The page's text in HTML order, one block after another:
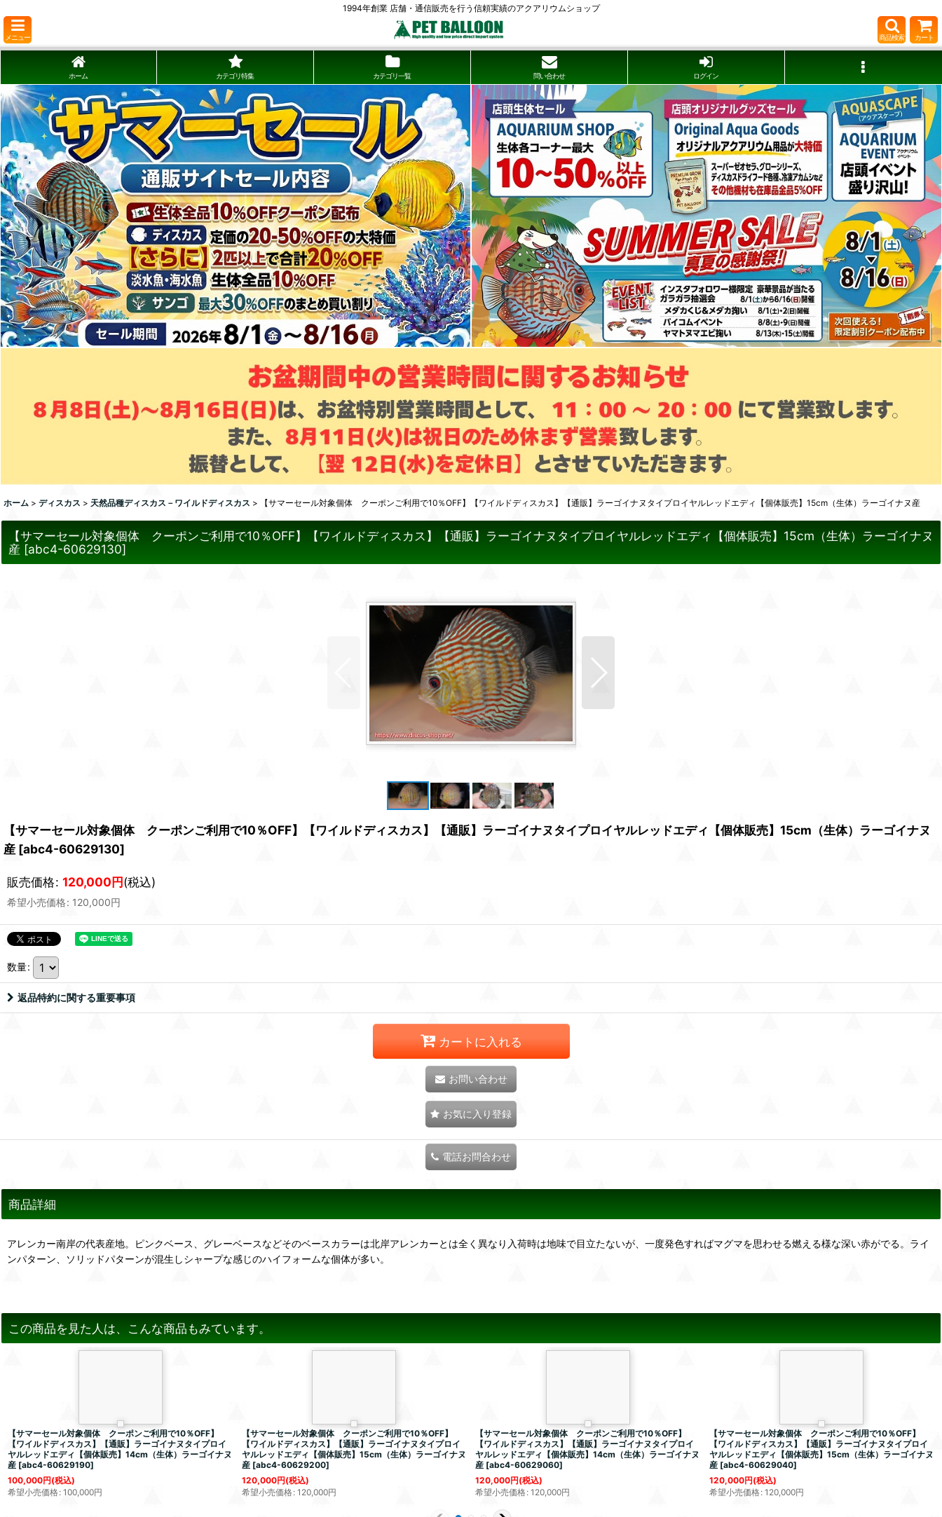
1994年創業 店舗・通信販売を行う信頼実績のアクアリウムショップ
メニュー 商品検索 カート
ホーム カテゴリ特集 カテゴリ一覧 問い合わせ ログイン
ホーム > ディスカス > 天然品種ディスカス－ワイルドディスカス > 【サマーセール対象個体 クーポンご利用で10％OFF】【ワイルドディスカス】【通販】ラーゴイナヌタイプロイヤルレッドエディ【個体販売】15cm（生体）ラーゴイナヌ産
【サマーセール対象個体 クーポンご利用で10％OFF】【ワイルドディスカス】【通販】ラーゴイナヌタイプロイヤルレッドエディ【個体販売】15cm（生体）ラーゴイナヌ
産 [abc4-60629130]
【サマーセール対象個体 クーポンご利用で10％OFF】【ワイルドディスカス】【通販】ラーゴイナヌタイプロイヤルレッドエディ【個体販売】15cm（生体）ラーゴイナヌ
産 [abc4-60629130]
販売価格: 120,000円(税込)
希望小売価格: 120,000円
数量:
返品特約に関する重要事項
カートに入れる
お問い合わせ
お気に入り登録
電話お問合わせ
商品詳細
アレンカー南岸の代表産地。ピンクベース、グレーベースなどそのベースカラーは北岸アレンカーとは全く異なり入荷時は地味で目立たないが、一度発色すればマグマを思わせる燃える様な深い赤がでる。ライ
ンパターン、ソリッドパターンが混生しシャープな感じのハイフォームな個体が多い。
この商品を見た人は、こんな商品もみています。
【サマーセール対象個体 クーポンご利用で10％OFF】
【ワイルドディスカス】【通販】ラーゴイナヌタイプロイ
ヤルレッドエディ【個体販売】14cm（生体）ラーゴイナヌ
産 [abc4-60629190]
100,000円(税込)
希望小売価格: 100,000円
【サマーセール対象個体 クーポンご利用で10％OFF】
【ワイルドディスカス】【通販】ラーゴイナヌタイプロイ
ヤルレッドエディ【個体販売】15cm（生体）ラーゴイナヌ
産 [abc4-60629200]
120,000円(税込)
希望小売価格: 120,000円
【サマーセール対象個体 クーポンご利用で10％OFF】
【ワイルドディスカス】【通販】ラーゴイナヌタイプロイ
ヤルレッドエディ【個体販売】14cm（生体）ラーゴイナヌ
産 [abc4-60629060]
120,000円(税込)
希望小売価格: 120,000円
【サマーセール対象個体 クーポンご利用で10％OFF】
【ワイルドディスカス】【通販】ラーゴイナヌタイプロイ
ヤルレッドエディ【個体販売】15cm（生体）ラーゴイナヌ
産 [abc4-60629040]
120,000円(税込)
希望小売価格: 120,000円